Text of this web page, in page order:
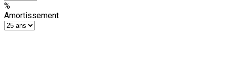
%
Amortissement